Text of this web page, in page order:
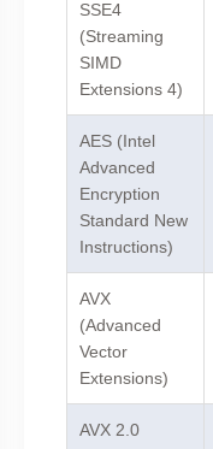
SSE4
(Streaming
SIMD
Extensions 4)
AES (Intel
Advanced
Encryption
Standard New
Instructions)
AVX
(Advanced
Vector
Extensions)
AVX 2.0